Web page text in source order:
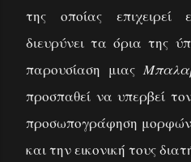
της οποίας
διευρύνει τα όρια της
παρουσίαση μιας
προσπαθεί να υπερβεί
προσωπογράφηση
και την εικονική τους